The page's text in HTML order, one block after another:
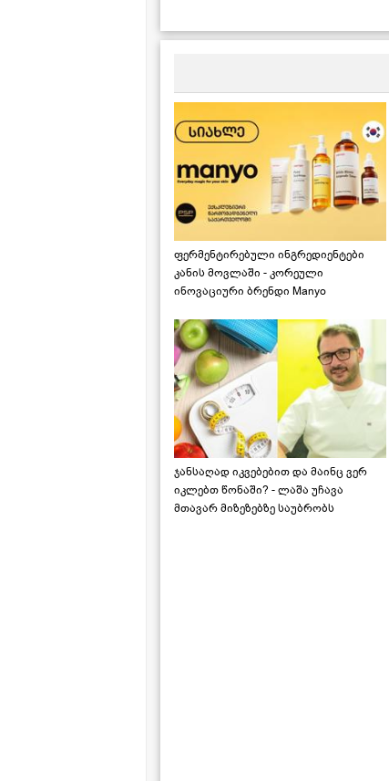
ფერმენტირებული ინგრედიენტები
კანის მოვლაში - კორეული
ინოვაციური ბრენდი Manyo
ჯანსაღად იკვებებით და მაინც ვერ
იკლებთ წონაში? - ლაშა უჩავა
მთავარ მიზეზებზე საუბრობს